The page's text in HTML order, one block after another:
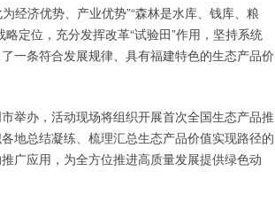
经济优势、产业优势”“森林是水库、钱库、粮
定位，充分发挥改革“试验田”作用，坚持系统
一条符合发展规律、具有福建特色的生态产品价
举办，活动现场将组织开展首次全国生态产品推
地总结凝练、梳理汇总生态产品价值实现路径的
广应用，为全方位推进高质量发展提供绿色动